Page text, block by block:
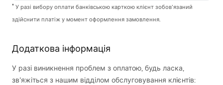
* У разі вибору оплати банківською карткою клієнт зобов’язаний
здійснити платіж у момент оформлення замовлення.
Додаткова інформація
У разі виникнення проблем з оплатою, будь ласка,
зв’яжіться з нашим відділом обслуговування клієнтів: